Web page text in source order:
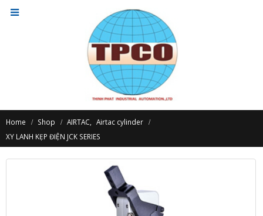
Home Shop AIRTAC
Airtac cylinder
XY LANH KẸP ĐIỆN JCK SERIES